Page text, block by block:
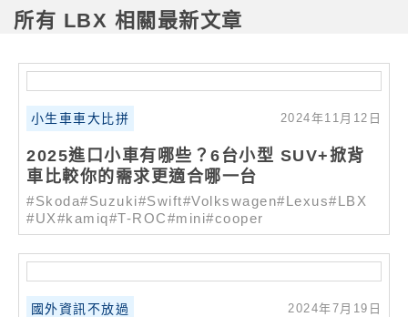
所有 LBX 相關最新文章
小生車車大比拼 2024年11月12日
2025進口小車有哪些？6台小型 SUV+掀背
車比較你的需求更適合哪一台
#Skoda#Suzuki#Swift#Volkswagen#Lexus#LBX
#UX#kamiq#T-ROC#mini#cooper
國外資訊不放過 2024年7月19日